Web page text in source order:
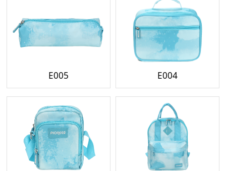
E005 E004